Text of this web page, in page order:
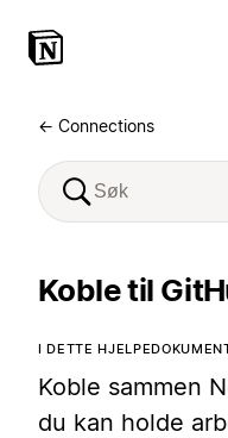
← Connections
Koble til
I DETTE
Koble sammen
du kan holde